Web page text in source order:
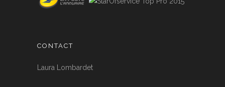
CONTACT
Laura Lombardet